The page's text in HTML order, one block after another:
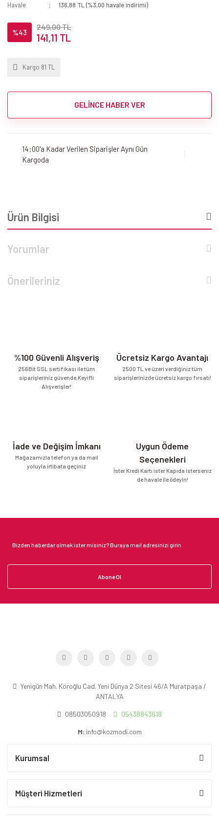
Havale
136,88 TL (%3,00 havale indirimi)
%43
249,00 TL
141,11 TL
Kargo 81 TL
GELİNCE HABER VER
14:00'a Kadar Verilen Siparişler Aynı Gün
Kargoda
Ürün Bilgisi
Yorumlar
Önerileriniz
%100 Güvenli Alışveriş
256Bit SSL sertifikası ile tüm
siparişleriniz güvende.Keyifli
Alışverişler!
Ücretsiz Kargo Avantajı
2500 TL ve üzeri verdiğiniz tüm
siparişlerinizde ücretsiz kargo fırsatı!
İade ve Değişim İmkanı
Mağazamızla telefon ya da mail
yoluyla irtibata geçiniz
Uygun Ödeme
Seçenekleri
İster Kredi Kartı ister Kapıda isterseniz
de havale ile ödeyin!
Abone Ol
Yenigün Mah. Köroğlu Cad. Yeni Dünya 2 Sitesi 46/A Muratpaşa /
ANTALYA
08503050918 05438843618
M: info@kozmodi.com
Kurumsal
Müşteri Hizmetleri